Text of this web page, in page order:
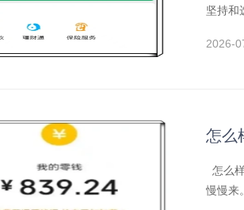
坚持和
2026-
怎么
怎么
慢慢来